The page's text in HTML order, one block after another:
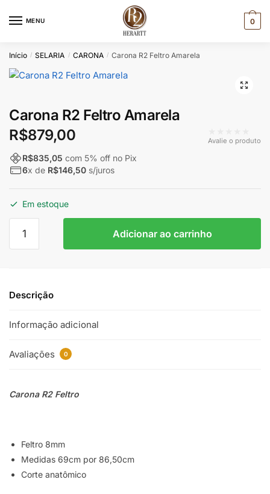
MENU 0
Início / SELARIA / CARONA / Carona R2 Feltro Amarela
Carona R2 Feltro Amarela
R$879,00 Avalie o produto
R$835,05 com 5% off no Pix
6x de R$146,50 s/juros
Em estoque
Adicionar ao carrinho
Descrição
Informação adicional
Avaliações 0
Carona R2 Feltro
Feltro 8mm
Medidas 69cm por 86,50cm
Corte anatômico